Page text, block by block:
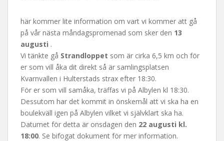
här kommer lite information om vart vi kommer att gå
på vår nästa måndagspromenad som sker den 13
augusti .
Vi tänkte gå Strandloppet som är cirka 6,5 km och för
er som vill åka dit direkt så är samlingsplatsen
Kvarnvallen i Hulterstads strax efter 18:30.
För er som vill samåka, träffas vi på Albylen kl 18:30.
Dessutom har det kommit in önskemål att vi ska ha en
boulekväll igen på Albylen vilket vi självklart ska ha.
Datumet för detta är onsdagen den 22 augusti kl.
18:00. Se bifogat dokument för mer information.